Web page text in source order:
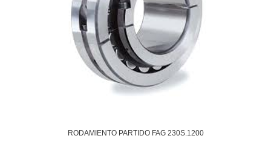
RODAMIENTO PARTIDO FAG 230S.1200